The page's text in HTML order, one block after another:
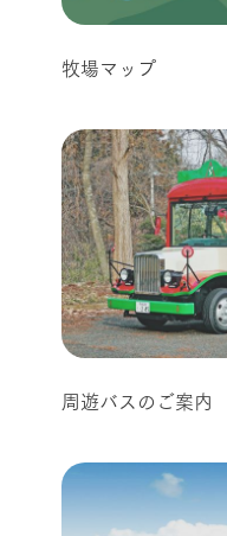
牧場マップ
周遊バスのご案内